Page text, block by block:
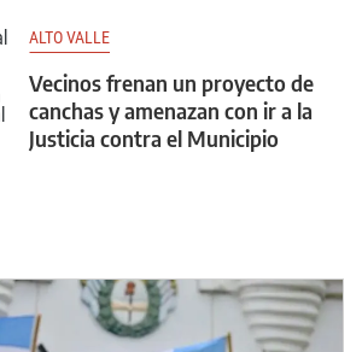
ALTO VALLE
Vecinos frenan un proyecto de
canchas y amenazan con ir a la
Justicia contra el Municipio